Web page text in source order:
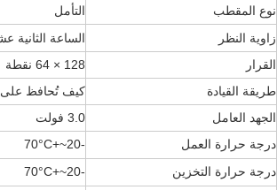
نوع المقطب
التأمل
زاوية النظر
الساعة الثانية
القرار
128 × 64 نقطة
طريقة القيادة
كيف تُحافظ على
الجهد العامل
3.0 فولت
درجة حرارة العمل -20~+70
°C
درجة حرارة التخزين -20~+70
°C